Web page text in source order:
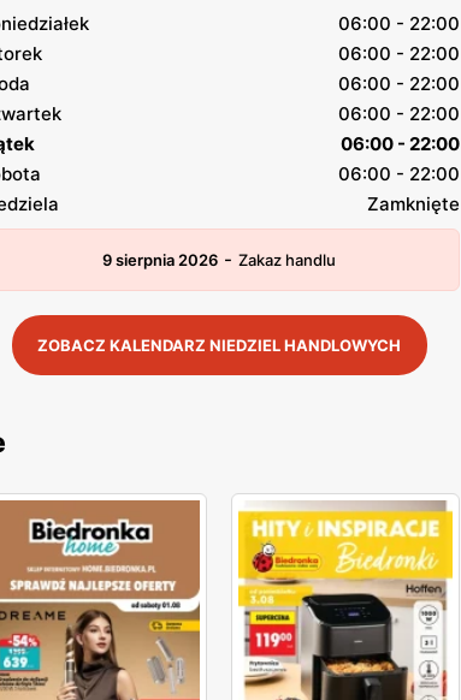
06:00 - 22:00
06:00 - 22:00
06:00 - 22:00
06:00 - 22:00
06:00 - 22:00
06:00 - 22:00
Zamknięte
9 sierpnia 2026 - Zakaz handlu
ZOBACZ KALENDARZ NIEDZIEL HANDLOWYCH